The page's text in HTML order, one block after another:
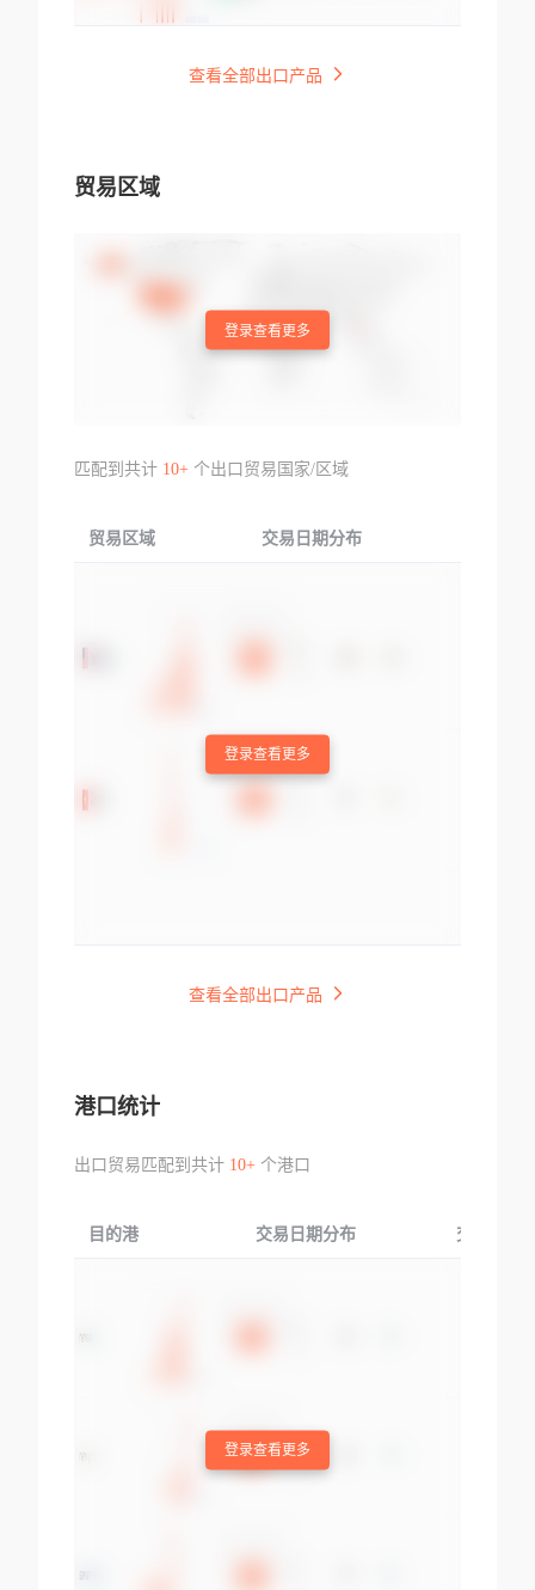
查看全部出口产品
贸易区域
登录查看更多
匹配到共计 10+个出口贸易国家/区域
贸易区域 交易日期分布
登录查看更多
查看全部出口产品
港口统计
出口贸易匹配到共计 10+个港口
目的港 交易日期分布 交易产品
登录查看更多